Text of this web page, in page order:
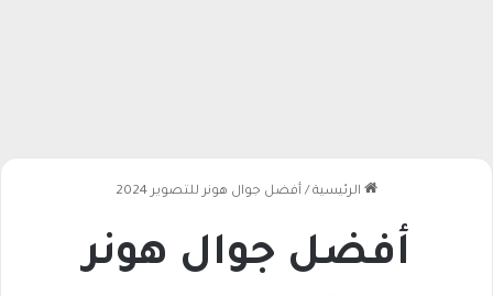
الرئيسية / أفضل جوال هونر للتصوير 2024
أفضل جوال هونر